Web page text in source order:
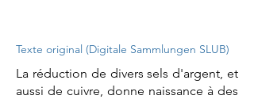
Texte original (Digitale Sammlungen SLUB)
La réduction de divers sels d'argent, et
aussi de cuivre, donne naissance à des